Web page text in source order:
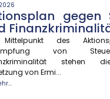
gegen
des
von
stehen
von Ermi...
der Europäischen
beschlossen, die
präzisieren und...